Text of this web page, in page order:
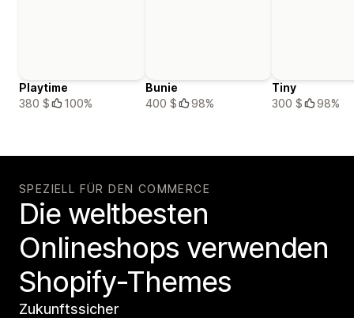
Playtime
380 $
100%
Bunie
400 $
98%
Tiny
300 $
98%
SPEZIELL FÜR DEN COMMERCE
Die weltbesten
Onlineshops verwenden
Shopify-Themes
Zukunftssicher